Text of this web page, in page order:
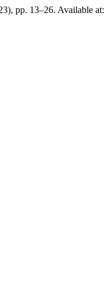
pp. 13–26. Available at: